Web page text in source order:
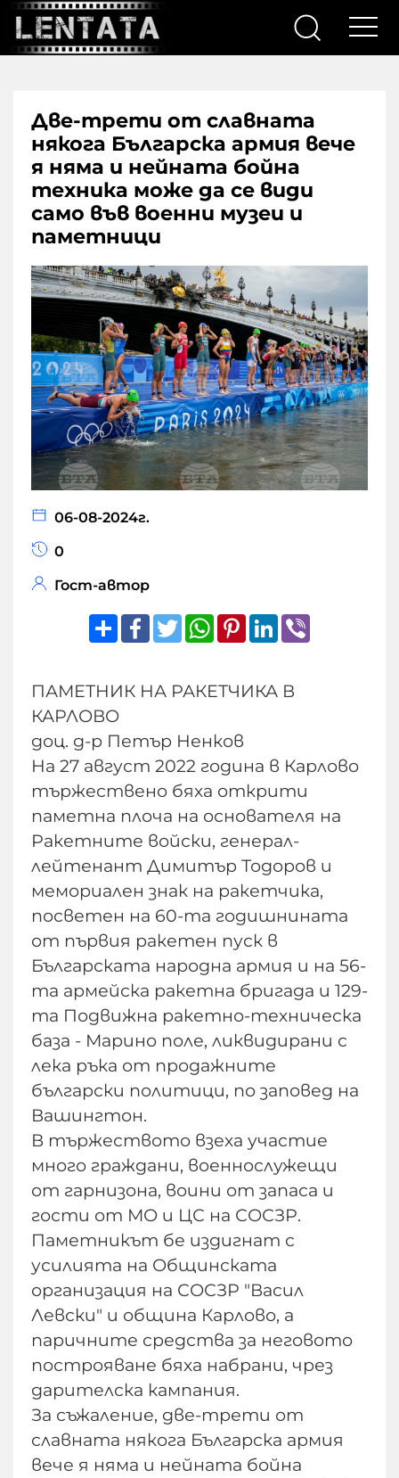
Две-трети от славната
някога Българска армия вече
я няма и нейната бойна
техника може да се види
само във военни музеи и
паметници
06-08-2024г.
0
Гост-автор
ShareFacebook
TwitterWhatsApp
Pinterest
LinkedIn
ПАМЕТНИК НА РАКЕТЧИКА В
КАРЛОВО
доц. д-р Петър Ненков
На 27 август 2022 година в Карлово
тържествено бяха открити
паметна плоча на основателя на
Ракетните войски, генерал-
лейтенант Димитър Тодоров и
мемориален знак на ракетчика,
посветен на 60-та годишнината
от първия ракетен пуск в
Българската народна армия и на 56-
та армейска ракетна бригада и 129-
та Подвижна ракетно-техническа
база - Марино поле, ликвидирани с
лека ръка от продажните
български политици, по заповед на
Вашингтон.
В тържеството взеха участие
много граждани, военнослужещи
от гарнизона, воини от запаса и
гости от МО и ЦС на СОСЗР.
Паметникът бе издигнат с
усилията на Общинската
организация на СОСЗР "Васил
Левски" и община Карлово, а
паричните средства за неговото
построяване бяха набрани, чрез
дарителска кампания.
За съжаление, две-трети от
славната някога Българска армия
вече я няма и нейната бойна